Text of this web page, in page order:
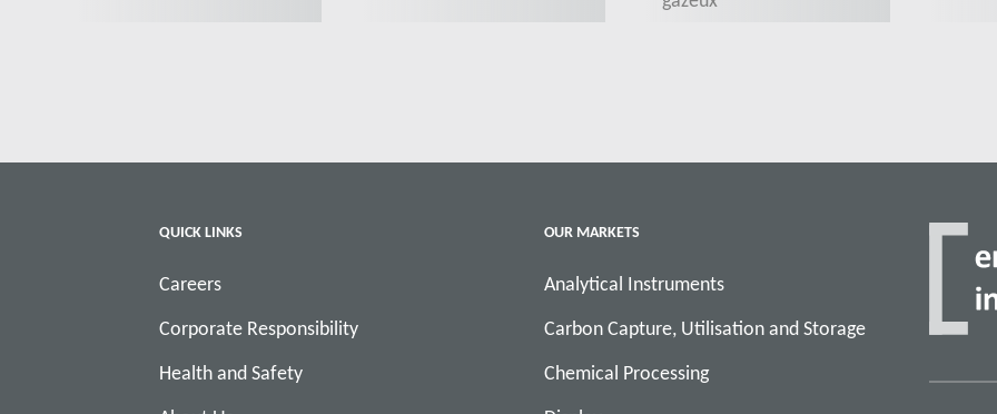
QUICK LINKS
Careers
Corporate Responsibility
Health and Safety
OUR MARKETS
Analytical Instruments
Carbon Capture, Utilisation and Storage
Chemical Processing